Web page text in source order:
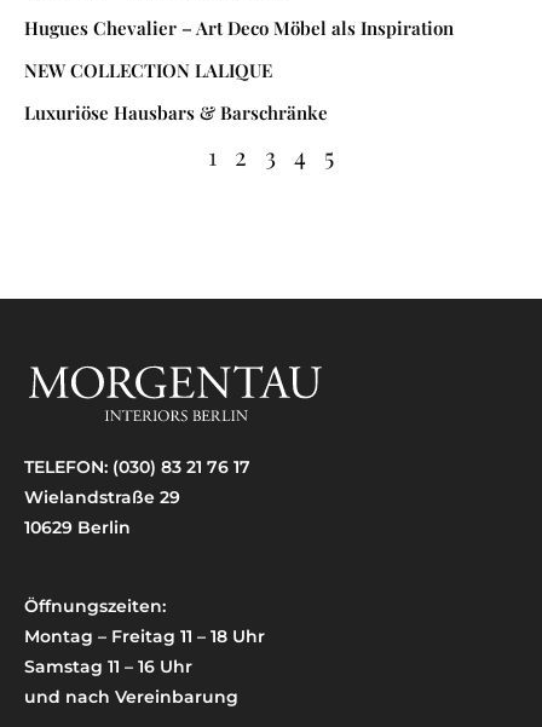
Hugues Chevalier – Art Deco Möbel als Inspiration
NEW COLLECTION LALIQUE
Luxuriöse Hausbars & Barschränke
1 2 3 4 5
TELEFON: (030) 83 21 76 17
Wielandstraße 29
10629 Berlin
Öffnungszeiten:
Montag – Freitag 11 – 18 Uhr
Samstag 11 – 16 Uhr
und nach Vereinbarung